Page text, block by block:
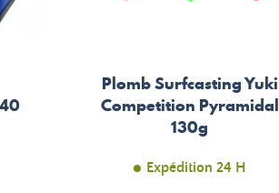
Plomb Surfcasting Yuki
Competition Pyramidal
130g
Expédition 24 H